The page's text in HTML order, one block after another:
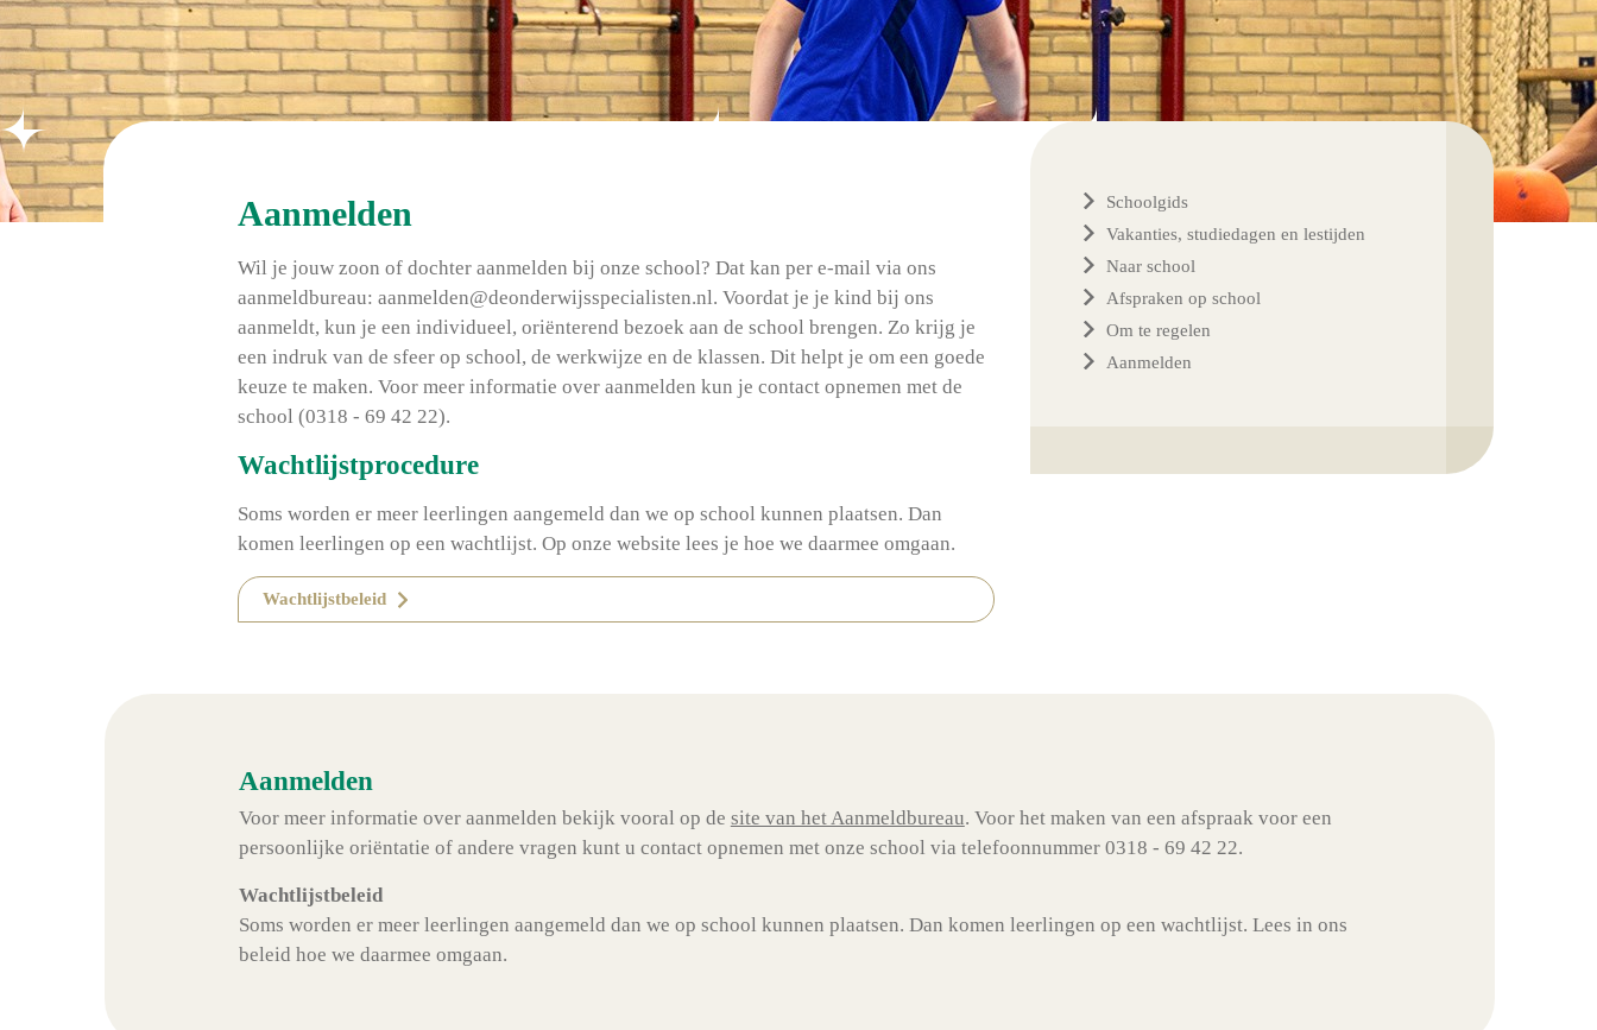
Aanmelden
Wil je jouw zoon of dochter aanmelden bij onze school? Dat kan per e-mail via ons
aanmeldbureau: aanmelden@deonderwijsspecialisten.nl. Voordat je je kind bij ons
aanmeldt, kun je een individueel, oriënterend bezoek aan de school brengen. Zo krijg je
een indruk van de sfeer op school, de werkwijze en de klassen. Dit helpt je om een goede
keuze te maken. Voor meer informatie over aanmelden kun je contact opnemen met de
school (0318 - 69 42 22).
Wachtlijstprocedure
Soms worden er meer leerlingen aangemeld dan we op school kunnen plaatsen. Dan
komen leerlingen op een wachtlijst. Op onze website lees je hoe we daarmee omgaan.
Wachtlijstbeleid
Schoolgids
Vakanties, studiedagen en lestijden
Naar school
Afspraken op school
Om te regelen
Aanmelden
Aanmelden
Voor meer informatie over aanmelden bekijk vooral op de site van het Aanmeldbureau. Voor het maken van een afspraak voor een
persoonlijke oriëntatie of andere vragen kunt u contact opnemen met onze school via telefoonnummer 0318 - 69 42 22.
Wachtlijstbeleid
Soms worden er meer leerlingen aangemeld dan we op school kunnen plaatsen. Dan komen leerlingen op een wachtlijst. Lees in ons
beleid hoe we daarmee omgaan.